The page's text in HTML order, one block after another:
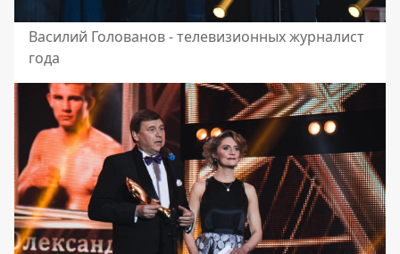
Василий Голованов - телевизионных журналист
года